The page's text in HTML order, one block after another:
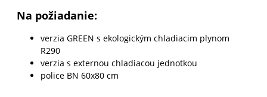
Na požiadanie:
verzia GREEN s ekologickým chladiacim plynom
R290
verzia s externou chladiacou jednotkou
police BN 60x80 cm